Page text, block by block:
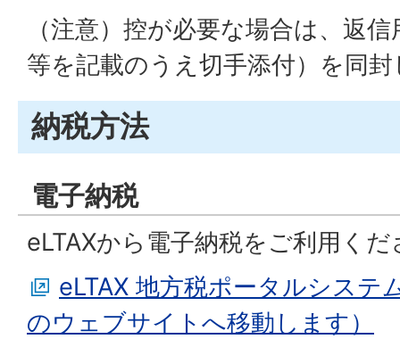
（注意）控が必要な場合は、返
等を記載のうえ切手添付）を同
納税方法
電子納税
eLTAXから電子納税をご利用くだ
eLTAX 地方税ポータルシステ
のウェブサイトへ移動します）